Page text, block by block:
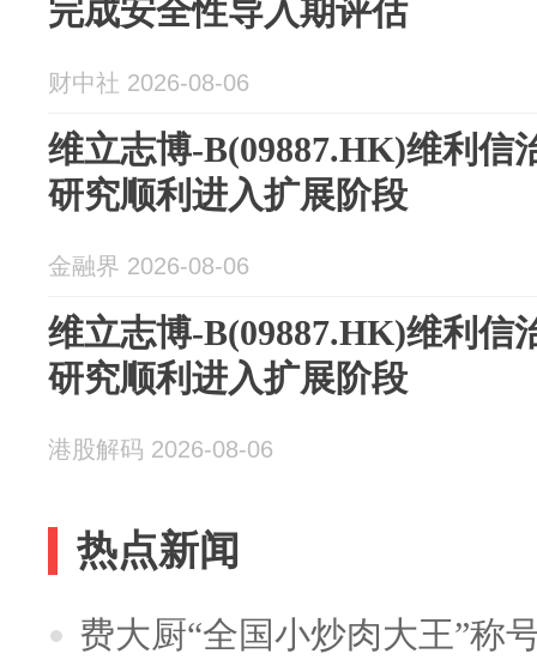
完成安全性导入期评估
财中社 2026-08-06
维立志博-B(09887.HK)维利信
研究顺利进入扩展阶段
金融界 2026-08-06
维立志博-B(09887.HK)维利信
研究顺利进入扩展阶段
港股解码 2026-08-06
热点新闻
费大厨“全国小炒肉大王”称